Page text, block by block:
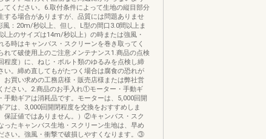
てください。6.取付条件によって生地の縦目部分
する場合がありますが、品質には問題ありませ
風：20m/秒以上、但し、L型の間口3.0間以上ま
上のサイズは14m/秒以上）の時または強風・
る時はキャンバス・スクリーンを巻き取ってく
れて破使用上のご注意メンテナンス1.商品の点検
程度）に、ねじ・ボルト類のゆるみを点検し締
い。締め直してもがたつく場合は腐食の恐れが
お買い求めの工務店様・販売店様または弊社営
ださい。2.商品のお手入れ①モーター・手動ギ
動ギアは消耗品です。モーターは、5,000回開
アは、3,000回開閉程度を交換をおすすめしま
保証値ではありません。）②キャンバス・スク
たキャンバス生地・スクリーン生地は、早め
さい。強風・衝撃で破損しやすくなります。③